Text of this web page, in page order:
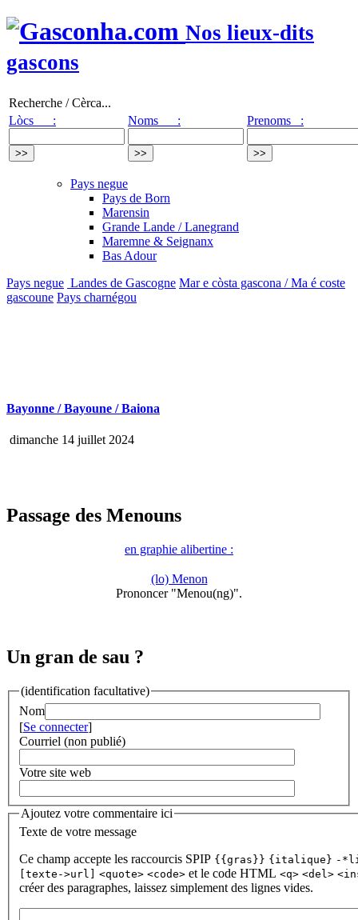
Nos lieux-dits
gascons
Recherche / Cèrca...
Lòcs :
Noms : Prenoms :
Pays negue
Pays de Born
Marensin
Grande Lande / Lanegrand
Maremne & Seignanx
Bas Adour
Pays negue Landes de Gascogne Mar e còsta gascona / Ma é coste
gascoune Pays charnégou
Bayonne / Bayoune / Baiona
dimanche 14 juillet 2024
Passage des Menouns
en graphie alibertine :
(lo) Menon
Prononcer "Menou(ng)".
Un gran de sau ?
(identification facultative)
Nom
[Se connecter]
Courriel (non publié)
Votre site web
Ajoutez votre commentaire ici
Texte de votre message
Ce champ accepte les raccourcis SPIP {{gras}} {italique} -
[texte->url]
<quote> <code> et le code HTML <q> <del>
créer des paragraphes, laissez simplement des lignes vides.